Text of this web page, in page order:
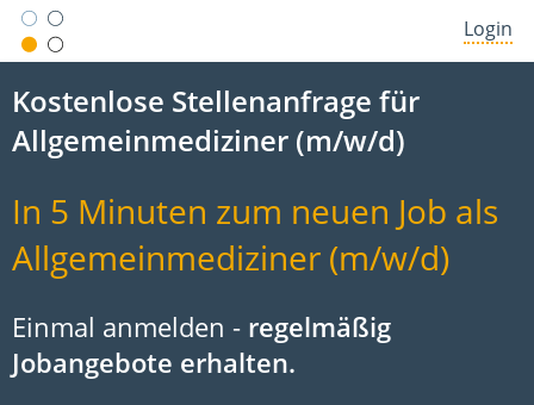
Login
Kostenlose Stellenanfrage für
Allgemeinmediziner (m/w/d)
In 5 Minuten zum neuen Job als
Allgemeinmediziner (m/w/d)
Einmal anmelden - regelmäßig
Jobangebote erhalten.